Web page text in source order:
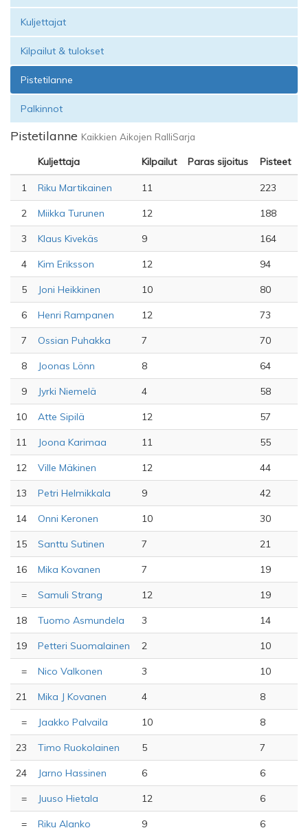
Kuljettajat
Kilpailut & tulokset
Pistetilanne
Palkinnot
Pistetilanne Kaikkien Aikojen RalliSarja
Kuljettaja Kilpailut Paras sijoitus Pisteet
1 Riku Martikainen 11 223
2 Miikka Turunen 12 188
3 Klaus Kivekäs 9 164
4 Kim Eriksson 12 94
5 Joni Heikkinen 10 80
6 Henri Rampanen 12 73
7 Ossian Puhakka 7 70
8 Joonas Lönn 8 64
9 Jyrki Niemelä 4 58
10 Atte Sipilä 12 57
11 Joona Karimaa 11 55
12 Ville Mäkinen 12 44
13 Petri Helmikkala 9 42
14 Onni Keronen 10 30
15 Santtu Sutinen 7 21
16 Mika Kovanen 7 19
= Samuli Strang 12 19
18 Tuomo Asmundela 3 14
19 Petteri Suomalainen 2 10
= Nico Valkonen 3 10
21 Mika J Kovanen 4 8
= Jaakko Palvaila 10 8
23 Timo Ruokolainen 5 7
24 Jarno Hassinen 6 6
= Juuso Hietala 12 6
= Riku Alanko 9 6